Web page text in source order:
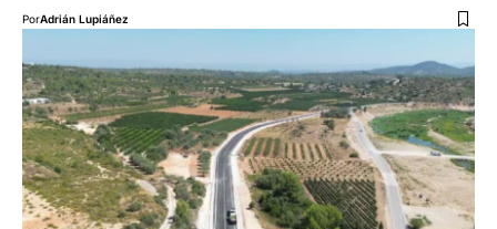
PorAdrián Lupiáñez